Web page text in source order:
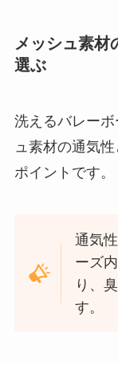
メッシュ素材
選ぶ
洗えるバレー
ュ素材の通気
ポイントです。
通気
ーズ
り、
す。